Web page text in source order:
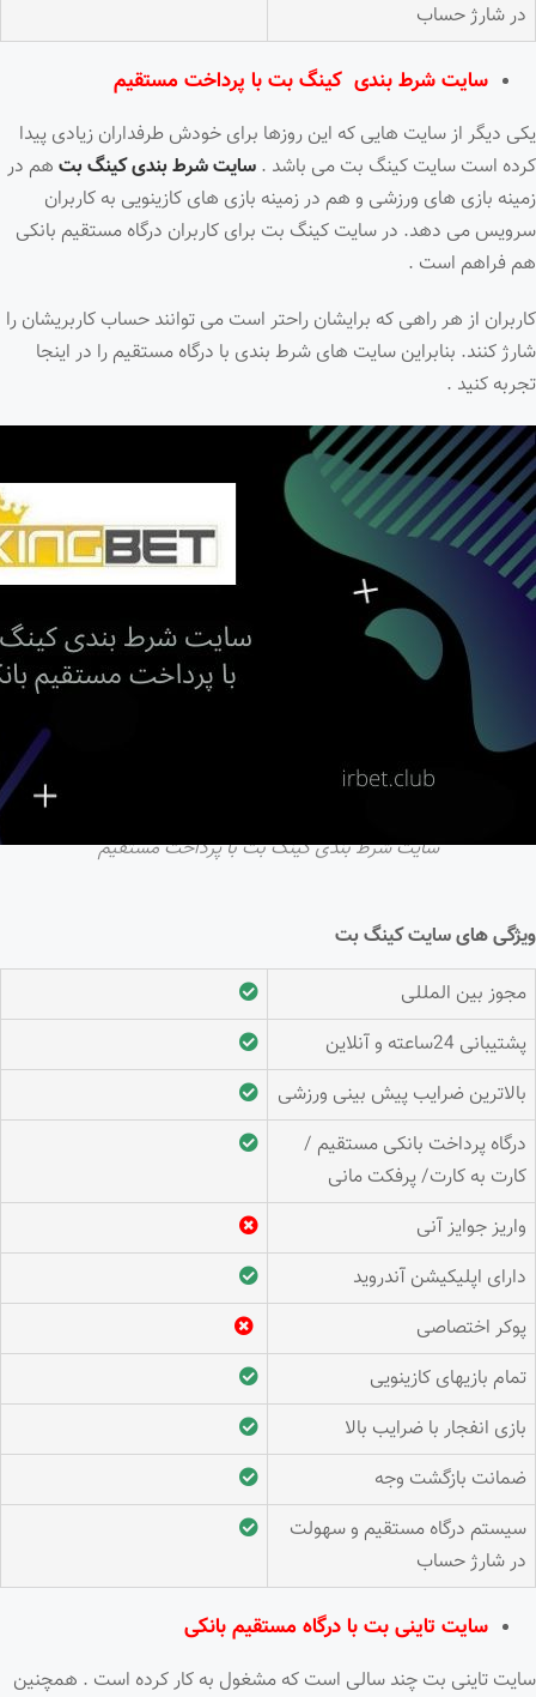
در شارژ حساب
سایت شرط بندی کینگ بت با پرداخت مستقیم
یکی دیگر از سایت هایی که این روزها برای خودش طرفداران زیادی پیدا
کرده است سایت کینگ بت می باشد . سایت شرط بندی کینگ بت هم در
زمینه بازی های ورزشی و هم در زمینه بازی های کازینویی به کاربران
سرویس می دهد. در سایت کینگ بت برای کاربران درگاه مستقیم بانکی
هم فراهم است .
کاربران از هر راهی که برایشان راحتر است می توانند حساب کاربریشان را
شارژ کنند. بنابراین سایت های شرط بندی با درگاه مستقیم را در اینجا
تجربه کنید .
سایت شرط بندی کینگ بت با پرداخت مستقیم
ویژگی های سایت کینگ بت
مجوز بین المللی
پشتیبانی 24ساعته و آنلاین
بالاترین ضرایب پیش بینی ورزشی
درگاه پرداخت بانکی مستقیم /
کارت به کارت/ پرفکت مانی
واریز جوایز آنی
دارای اپلیکیشن آندروید
پوکر اختصاصی
تمام بازیهای کازینویی
بازی انفجار با ضرایب بالا
ضمانت بازگشت وجه
سیستم درگاه مستقیم و سهولت
در شارژ حساب
سایت تاینی بت با درگاه مستقیم بانکی
سایت تاینی بت چند سالی است که مشغول به کار کرده است . همچنین